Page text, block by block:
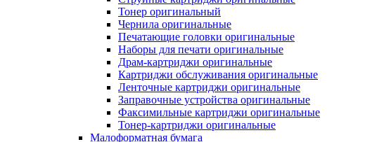
Тонер оригинальный
Чернила оригинальные
Печатающие головки оригинальные
Наборы для печати оригинальные
Драм-картриджи оригинальные
Картриджи обслуживания оригинальные
Ленточные картриджи оригинальные
Заправочные устройства оригинальные
Факсимильные картриджи оригинальные
Тонер-картриджи оригинальные
Малоформатная бумага